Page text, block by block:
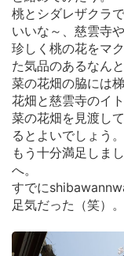
桃とシダレザクラ
いいな～、慈雲寺
珍しく桃の花をマ
た気品のあるなん
菜の花畑の脇には
花畑と慈雲寺のイ
菜の花畑を見渡し
るとよいでしょう。
もう十分満足しま
へ。
すでに
足気だった（笑）。